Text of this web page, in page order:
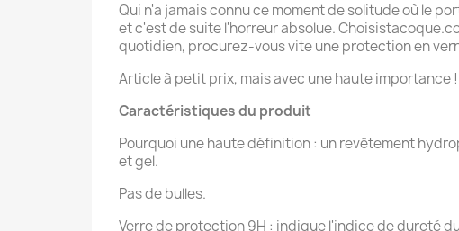
Qui n'a jamais connu ce moment de solitude où le
et c'est de suite l'horreur absolue.
quotidien, procurez-vous vite une protection en
Article à petit prix, mais avec une haute importance !
Caractéristiques du produit
Pourquoi une haute définition : un revêtement
et gel.
Pas de bulles.
Verre de protection 9H : indique l'indice de dureté